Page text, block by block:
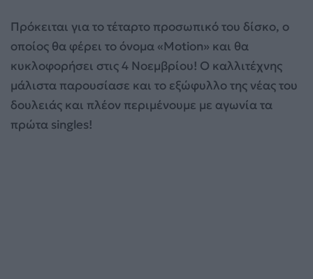
Πρόκειται για το τέταρτο προσωπικό του δίσκο, ο
οποίος θα φέρει το όνομα «Motion» και θα
κυκλοφορήσει στις 4 Νοεμβρίου! Ο καλλιτέχνης
μάλιστα παρουσίασε και το εξώφυλλο της νέας του
δουλειάς και πλέον περιμένουμε με αγωνία τα
πρώτα singles!